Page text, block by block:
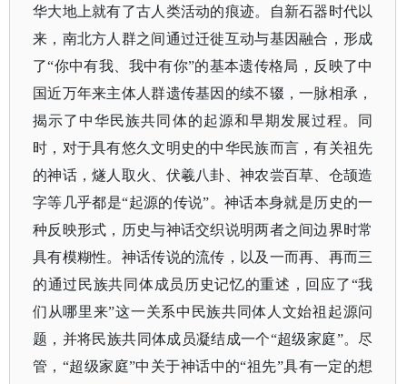
华大地上就有了古人类活动的痕迹。自新石器时代以
来，南北方人群之间通过迁徙互动与基因融合，形成
了“你中有我、我中有你”的基本遗传格局，反映了中
国近万年来主体人群遗传基因的续不辍，一脉相承，
揭示了中华民族共同体的起源和早期发展过程。同
时，对于具有悠久文明史的中华民族而言，有关祖先
的神话，燧人取火、伏羲八卦、神农尝百草、仓颉造
字等几乎都是“起源的传说”。神话本身就是历史的一
种反映形式，历史与神话交织说明两者之间边界时常
具有模糊性。神话传说的流传，以及一而再、再而三
的通过民族共同体成员历史记忆的重述，回应了“我
们从哪里来”这一关系中民族共同体人文始祖起源问
题，并将民族共同体成员凝结成一个“超级家庭”。尽
管，“超级家庭”中关于神话中的“祖先”具有一定的想